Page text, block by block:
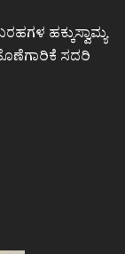
ಹಕ್ಕುಸ್ವಾಮ್ಯ
ಸದರಿ